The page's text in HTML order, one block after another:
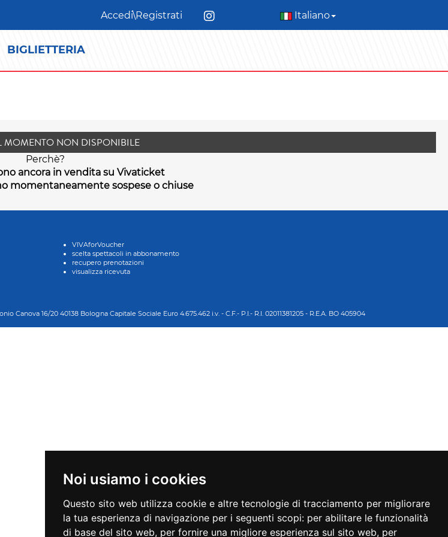
Noi usiamo i cookies
Questo sito web utilizza cookie e altre tecnologie di tracciamento per migliorare
la tua esperienza di navigazione per i seguenti scopi: per abilitare le funzionalità
di base del sito web, per fornire una migliore esperienza sul sito web, per
Accedi\Registrati Italiano
BIGLIETTERIA
MOMENTO NON DISPONIBILE
Perchè?
ancora in vendita su Vivaticket
momentaneamente sospese o chiuse
VIVAforVoucher
scelta spettacoli in abbonamento
recupero prenotazioni
visualizza ricevuta
Canova 16/20 40138 Bologna Capitale Sociale Euro 4.675.462 i.v. - C.F.- P.I.- R.I. 02011381205 - R.E.A. BO 405904